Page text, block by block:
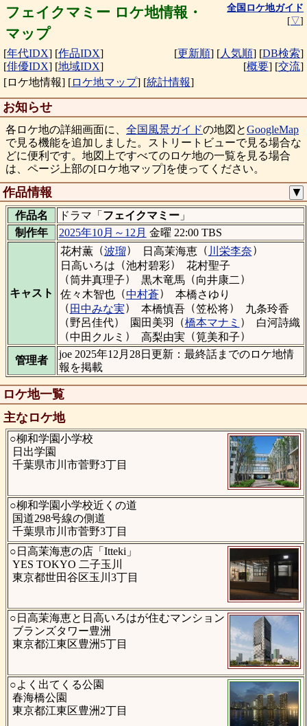
フェイクマミー ロケ地情報・
マップ
全国ロケ地ガイド
[▽]
[年代IDX] [作品IDX]
[俳優IDX] [地域IDX]
[更新順] [人気順] [DB検索]
[概要] [交流]
[ロケ地情報] [ロケ地マップ] [統計情報]
お知らせ
各ロケ地の詳細画面に、 全国風景ガイドの地図とGoogleMap
で見る機能を追加しました。ストリートビューで見る場合な
どに便利です。地図上ですべてのロケ地の一覧を見る場合
は、ページ上部の[ロケ地マップ]を使ってください。
作品情報 ▼
作品名 ドラマ「 フェイクマミー」
制作年
2025年10月～12月 金曜 22:00 TBS
キャスト
花村薫（波瑠） 日高茉海恵（ 川栄李奈）
日高いろは （池村碧彩）
花村聖子
（筒井真理子） 黒木竜馬（向井康二 ）
佐々木智也 （中村蒼）
本橋さゆり
（ 田中みな実） 本橋慎吾（笠松将）
九条玲香
（野呂佳代） 園田美羽 （橋本マナミ ）
白河詩織
（中田クルミ ） 高梨由実 （筧美和子）
管理者
joe 2025年12月28日更新：最終話までのロケ地情
報を掲載
ロケ地一覧
主なロケ地
○柳和学園小学校
日出学園
千葉県市川市菅野3丁目
○柳和学園小学校近くの道
国道298号線の側道
千葉県市川市菅野3丁目
○日高茉海恵の店「Itteki」
YES TOKYO 二子玉川
東京都世田谷区玉川3丁目
○日高茉海恵と日高いろはが住むマンション
ブランズタワー豊洲
東京都江東区豊洲5丁目
○よく出てくる公園
春海橋公園
東京都江東区豊洲2丁目